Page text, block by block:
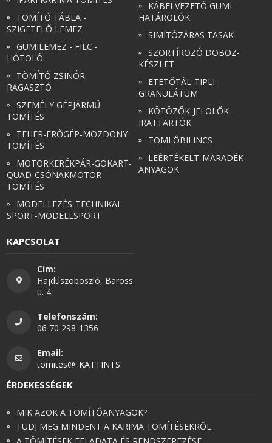
TÖMÍTŐ TÁBLA -
SZIGETELŐ LEMEZ
GUMILEMEZ - FILC -
HÓTOLÓ
TÖMÍTŐ ZSINÓR -
RAGASZTÓ
SZEMÉLY GÉPJÁRMŰ
TÖMÍTÉS
TEHER-ERŐGÉP-MOZDONY
TÖMÍTÉS
MOTORKERÉKPÁR-GOKART-
QUAD-CSÓNAKMOTOR
TÖMÍTÉS
MODELLEZÉS-TECHNIKAI
SPORT-MODELLSPORT
KÁBELVEZETŐ GUMI -
HATÁROLÓK
SIMÍTÓZÁRAS TASAK
SZORTÍROZÓ DOBOZ-
KÉSZLET
ETETŐTÁL-TIPLI-
GRANULÁTUM
KÖTÖZŐK-JELÖLŐK-
IRATTARTÓK
TÖMLŐBILINCS
LEÉRTÉKELT-MARADÉK
ANYAGOK
KAPCSOLAT
Cím:
Hajdúszoboszló, Baross
u. 4.
Telefonszám:
06 70 298-1356
Email:
tomites@..KATTINTS
ÉRDEKESSÉGEK
MIK AZOK A TÖMÍTŐANYAGOK?
TUDJ MEG MINDENT A KARIMA TÖMÍTÉSEKRŐL